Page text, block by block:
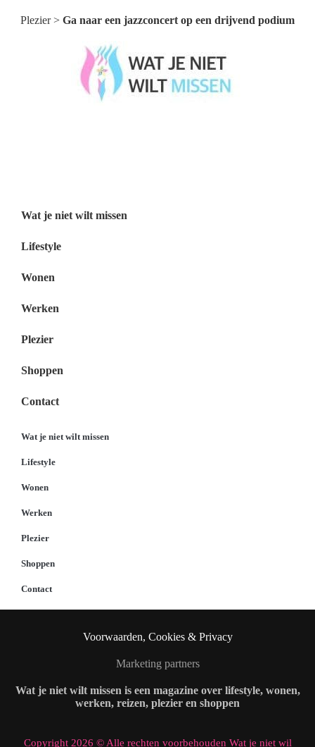
Plezier> Ga naar een jazzconcert op een drijvend podium
Wat je niet wilt missen
Lifestyle
Wonen
Werken
Plezier
Shoppen
Contact
Wat je niet wilt missen
Lifestyle
Wonen
Werken
Plezier
Shoppen
Contact
Voorwaarden, Cookies & Privacy
Marketing partners
Wat je niet wilt missen is een magazine over lifestyle, wonen,
werken, reizen, plezier en shoppen
Copyright 2026 © Alle rechten voorbehouden Wat je niet wil